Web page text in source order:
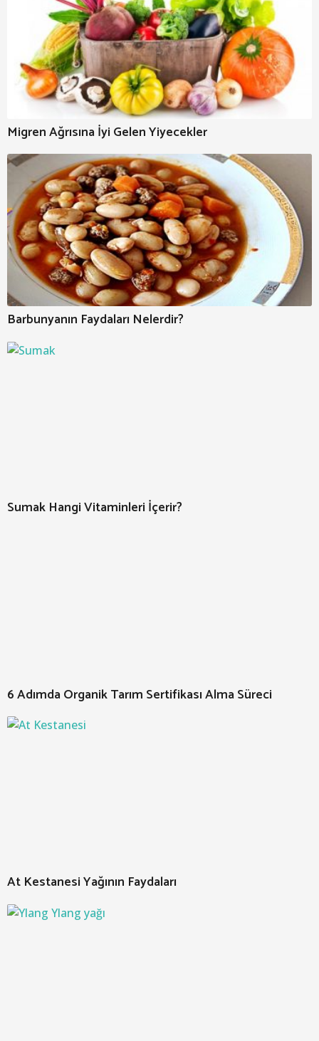
Migren Ağrısına İyi Gelen Yiyecekler
Barbunyanın Faydaları Nelerdir?
Sumak Hangi Vitaminleri İçerir?
6 Adımda Organik Tarım Sertifikası Alma Süreci
At Kestanesi Yağının Faydaları